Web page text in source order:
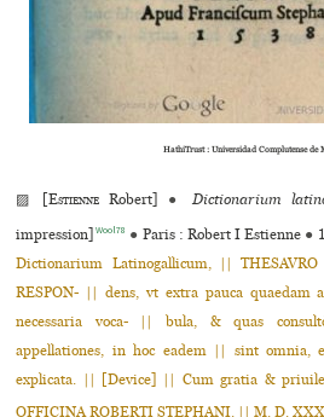
HathiTrust : Universidad Complutense de
▨ [Estienne Robert] ● Dictionarium
impression]
Wool78 ● Paris : Robert I Estienne ●
Dictionarium Latinogallicum, ||
RESPON- || dens, vt extra pauca quaedam
necessaria voca- || bula, & quas
appellationes, in hoc eadem || sint omnia,
explicata. || [Device] || Cum gratia &
OFFICINA ROBERTI STEPHANI. || M. D.